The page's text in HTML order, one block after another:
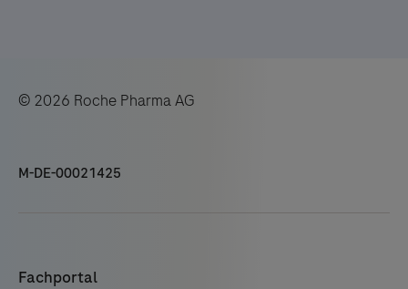
© 2026 Roche Pharma AG
M-DE-00021425
Fachportal